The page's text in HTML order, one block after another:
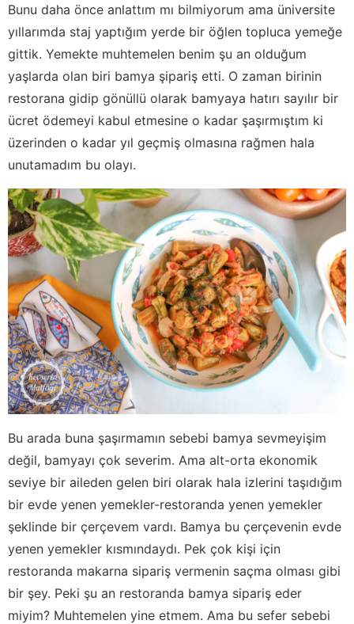
Bunu daha önce anlattım mı bilmiyorum ama üniversite
yıllarımda staj yaptığım yerde bir öğlen topluca yemeğe
gittik. Yemekte muhtemelen benim şu an olduğum
yaşlarda olan biri bamya şipariş etti. O zaman birinin
restorana gidip gönüllü olarak bamyaya hatırı sayılır bir
ücret ödemeyi kabul etmesine o kadar şaşırmıştım ki
üzerinden o kadar yıl geçmiş olmasına rağmen hala
unutamadım bu olayı.
Bu arada buna şaşırmamın sebebi bamya sevmeyişim
değil, bamyayı çok severim. Ama alt-orta ekonomik
seviye bir aileden gelen biri olarak hala izlerini taşıdığım
bir evde yenen yemekler-restoranda yenen yemekler
şeklinde bir çerçevem vardı. Bamya bu çerçevenin evde
yenen yemekler kısmındaydı. Pek çok kişi için
restoranda makarna sipariş vermenin saçma olması gibi
bir şey. Peki şu an restoranda bamya sipariş eder
miyim? Muhtemelen yine etmem. Ama bu sefer sebebi